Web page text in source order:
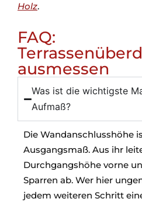
Holz.
FAQ:
ausmessen
Was ist die wichtigste
Aufmaß?
Die Wandanschlusshöhe
Ausgangsmaß. Aus ihr
Durchgangshöhe vorne
Sparren ab. Wer hier
jedem weiteren Schritt